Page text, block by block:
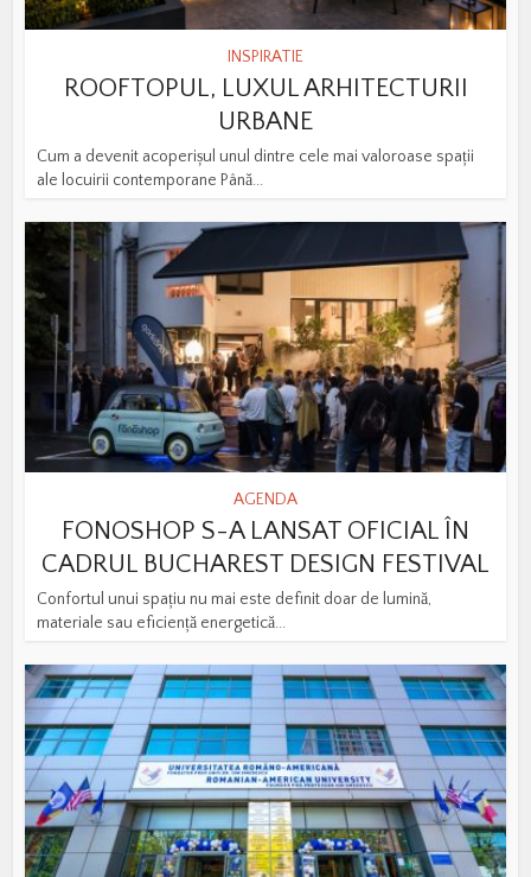
INSPIRATIE
ROOFTOPUL, LUXUL ARHITECTURII
URBANE
Cum a devenit acoperișul unul dintre cele mai valoroase spații
ale locuirii contemporane Până...
AGENDA
FONOSHOP S-A LANSAT OFICIAL ÎN
CADRUL BUCHAREST DESIGN FESTIVAL
Confortul unui spațiu nu mai este definit doar de lumină,
materiale sau eficiență energetică...